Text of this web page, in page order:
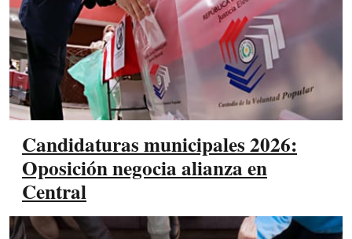
Candidaturas municipales 2026:
Oposición negocia alianza en
Central